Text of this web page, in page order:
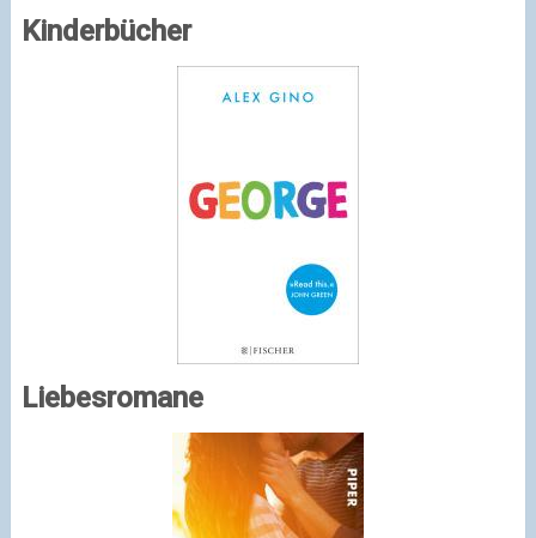
Kinderbücher
Liebesromane